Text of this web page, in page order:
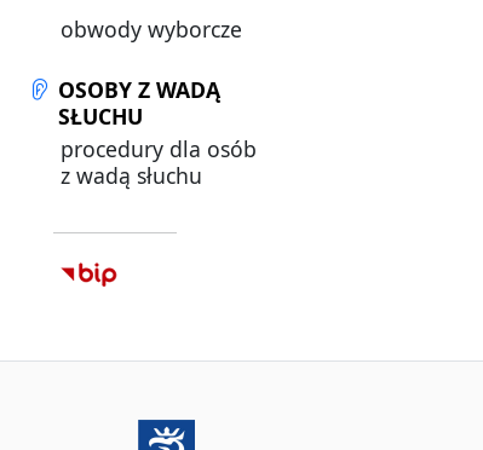
obwody wyborcze
OSOBY Z WADĄ
SŁUCHU
procedury dla osób
z wadą słuchu